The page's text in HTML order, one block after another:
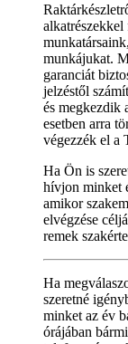
munkájukat.
garanciát
jelzéstől
és megkezdik
esetben arra
végezzék el a
Ha Ön is
hívjon minket
amikor
elvégzése
remek
Ha
szeretné
minket az év
órájában